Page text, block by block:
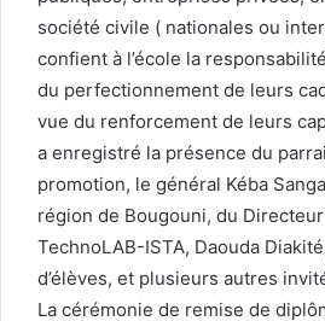
société civile ( nationales ou
confient à l’école la
du perfectionnement de leurs
vue du renforcement de leurs
a enregistré la présence du
promotion, le général Kéba
région de Bougouni, du
TechnoLAB-ISTA, Daouda
d’élèves, et plusieurs autres
La cérémonie de remise de